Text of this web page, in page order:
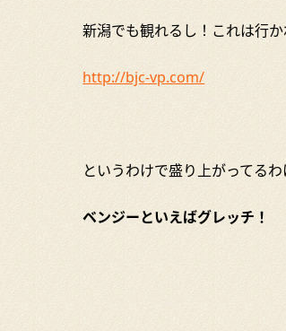
新潟でも観れるし！これは行か
http://bjc-vp.com/
というわけで盛り上がってるわ
ベンジーといえばグレッチ！